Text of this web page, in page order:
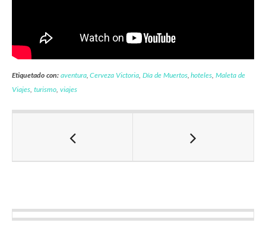
Etiquetado con: aventura,Cerveza Victoria ,Día de Muertos,hoteles ,Maleta de
Viajes turismo, viajes